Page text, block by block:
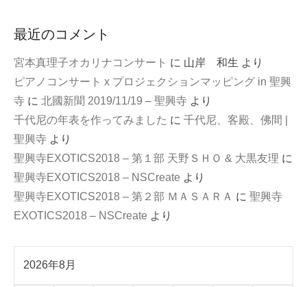
最近のコメント
宮本真理子オカリナコンサート に 山岸 和生 より
ピアノコンサート x プロジェクションマッピング in 聖興
寺 に 北國新聞 2019/11/19 – 聖興寺 より
千代尼の年表を作ってみました に 千代尼、客殿、佛間 |
聖興寺 より
聖興寺EXOTICS2018 – 第１部 天野ＳＨＯ & 大黒友理 に
聖興寺EXOTICS2018 – NSCreate より
聖興寺EXOTICS2018 – 第２部 ＭＡＳＡＲＡ に 聖興寺
EXOTICS2018 – NSCreate より
2026年8月